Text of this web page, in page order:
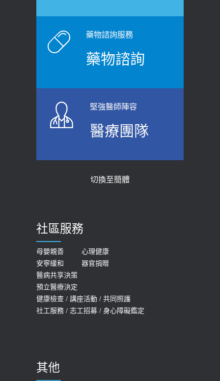
原則避免血糖血壓飆高
2026-06-08
上班常待在冷氣房？小心泌尿道感染
醫示警：1病症嚴重恐喪命
2026-05-21
女性必看國健署公費懶人包！這幾項檢
查完全免費 沒做虧大了
2026-05-14
老後睡不好、夜間易跌倒
2021-03-05
骨科魏志定主任接受專訪 【年代電視
質密度檢查！醫：注意5重點可逆轉
膝蓋退化有9大部位 骨科醫坦言：不
一定得換人工關節
2019-10-08
20歲迪士尼男星因癲癇猝逝 老人小
孩最好發、醫師點出8大前兆
2019-07-09
藥物諮詢服務
藥物諮詢
堅強醫師陣容
醫療團隊
切換至簡體
社區服務
母嬰親善
心理健康
安寧緩和
器官捐贈
醫病共享決策
預立醫療決定
健康檢查 / 講座活動 / 共同照護
社工服務 / 志工招募 / 身心障礙鑑定
其他